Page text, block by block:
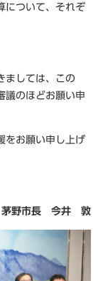
について、それぞ
ましては、この
議のほどお願い申
をお願い申し上げ
茅野市長 今井 敦